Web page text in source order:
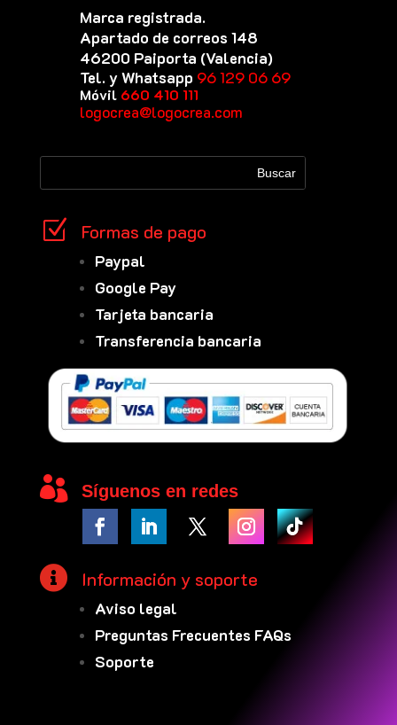
Marca registrada.
Apartado de correos 148
46200 Paiporta (Valencia)
Tel. y Whatsapp 96 129 06 69
Móvil 660 410 111
logocrea@logocrea.com
Z Formas de pago
Paypal
Google Pay
Tarjeta bancaria
Transferencia bancaria
 Síguenos en redes
 Información y soporte
Aviso legal
Preguntas Frecuentes FAQs
Soporte